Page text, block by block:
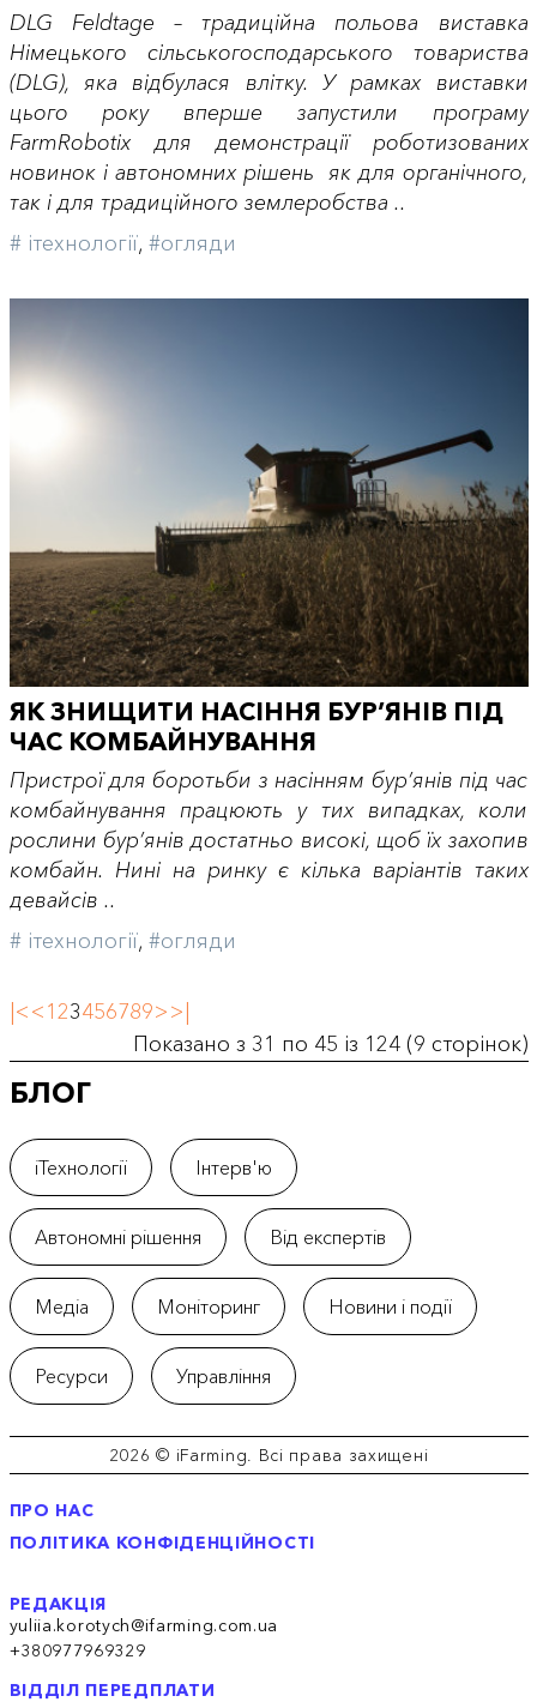
DLG Feldtage – традиційна польова виставка
Німецького сільськогосподарського товариства
(DLG), яка відбулася влітку. У рамках виставки
цього року вперше запустили програму
FarmRobotix для демонстрації роботизованих
новинок і автономних рішень як для органічного,
так і для традиційного землеробства ..
# iтехнології, #огляди
ЯК ЗНИЩИТИ НАСІННЯ БУР’ЯНІВ ПІД
ЧАС КОМБАЙНУВАННЯ
Пристрої для боротьби з насінням бур’янів під час
комбайнування працюють у тих випадках, коли
рослини бур’янів достатньо високі, щоб їх захопив
комбайн. Нині на ринку є кілька варіантів таких
девайсів ..
# iтехнології, #огляди
|<<123456789>>|
Показано з 31 по 45 із 124 (9 сторінок)
БЛОГ
iТехнології Інтерв'ю
Автономні рішення Від експертів
Медіа Моніторинг Новини і події
Ресурси Управління
2026 © iFarming. Всі права захищені
ПРО НАС
ПОЛІТИКА КОНФІДЕНЦІЙНОСТІ
РЕДАКЦІЯ
yuliia.korotych@ifarming.com.ua
+380977969329
ВІДДІЛ ПЕРЕДПЛАТИ